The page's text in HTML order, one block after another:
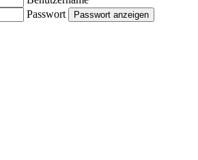
Passwort
Passwort anzeigen